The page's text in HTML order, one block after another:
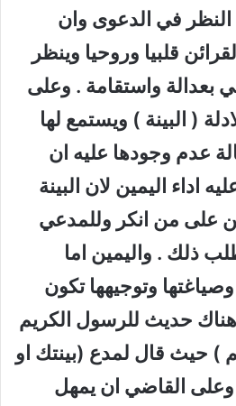
في الدعوى وان
قلبيا وروحيا وينظر
بعدالة واستقامة . وعلى
( البينة ) ويستمع لها
عدم وجودها عليه ان
اداء اليمين لان البينة
على من انكر وللمدعي
ذلك . واليمين اما
وتوجيهها تكون
حديث للرسول الكريم
) حيث قال لمدع (بينتك او
وعلى القاضي ان يمهل